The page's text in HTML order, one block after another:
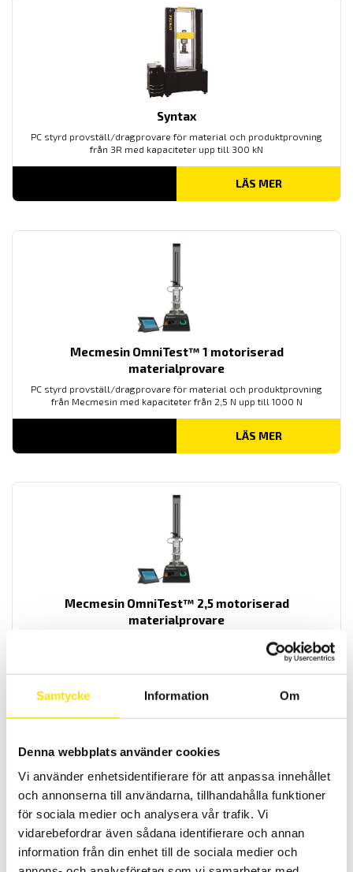
Samtycke Information Om
Denna webbplats använder cookies
Vi använder enhetsidentifierare för att anpassa innehållet
och annonserna till användarna, tillhandahålla funktioner
för sociala medier och analysera vår trafik. Vi
vidarebefordrar även sådana identifierare och annan
information från din enhet till de sociala medier och
Syntax
PC styrd provställ/dragprovare för material och produktprovning
från 3R med kapaciteter upp till 300 kN
LÄS MER
Mecmesin OmniTest™ 1 motoriserad
materialprovare
PC styrd provställ/dragprovare för material och produktprovning
från Mecmesin med kapaciteter från 2,5 N upp till 1000 N
LÄS MER
Mecmesin OmniTest™ 2,5 motoriserad
materialprovare
PC styrd provställ/dragprovare för material och produktprovning
från Mecmesin med kapaciteter från 2,5 N upp till 2500 N
Mecmesin OmniTest™ 5,0 motoriserad